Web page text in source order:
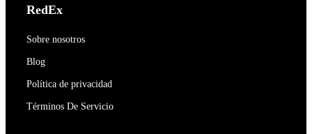
RedEx
Sobre nosotros
Blog
Política de privacidad
Términos De Servicio